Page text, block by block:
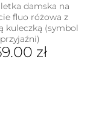
damska na
fluo różowa z
kuleczką (symbol
przyjaźni)
zł